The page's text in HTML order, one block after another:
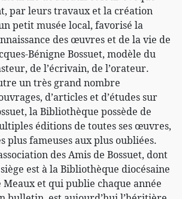
par leurs travaux et la création
petit musée local, favorisé la
des œuvres et de la vie de
Bénigne Bossuet, modèle du
de l’écrivain, de l’orateur.
un très grand nombre
d’articles et d’études sur
la Bibliothèque possède de
éditions de toutes ses œuvres,
plus fameuses aux plus oubliées.
des Amis de Bossuet, dont
est à la Bibliothèque diocésaine
Meaux et qui publie chaque année